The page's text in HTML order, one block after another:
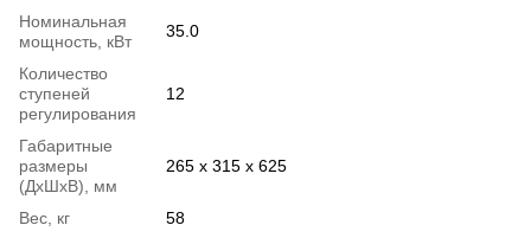
Номинальная
мощность, кВт
35.0
Количество
ступеней
регулирования
12
Габаритные
размеры
(ДхШхВ), мм
265 х 315 х 625
Вес, кг 58